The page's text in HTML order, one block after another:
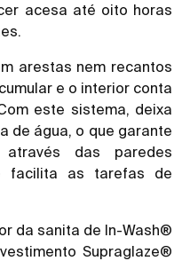
acesa até oito horas
arestas nem recantos
e o interior conta
este sistema, deixa
de água, o que garante
das paredes
facilita as tarefas de
da sanita de In-Wash®
Supraglaze®